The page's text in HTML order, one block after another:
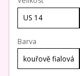
Barva